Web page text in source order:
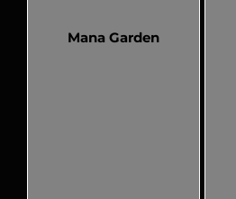
Mana Garden